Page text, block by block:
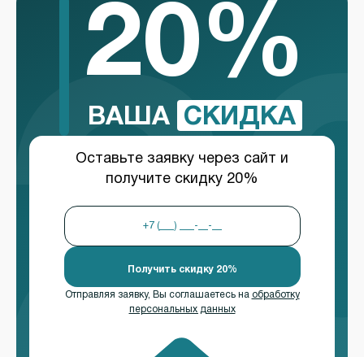
20%
ВАША СКИДКА
Оставьте заявку через сайт и
получите скидку 20%
Получить скидку 20%
Отправляя заявку, Вы соглашаетесь на обработку
персональных данных